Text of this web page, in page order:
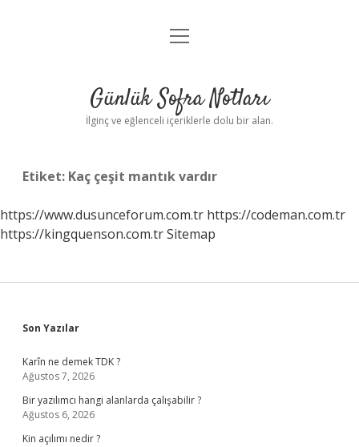
Anasayfa
Yasal Uyarı
menüyü
Günlük Sofra Notları
İlginç ve eğlenceli içeriklerle dolu bir alan.
Etiket: Kaç çeşit mantık vardır
https://www.dusunceforum.com.tr https://codeman.com.tr
https://kingquenson.com.trSitemap
Sidebar
Son Yazılar
Karîn ne demek TDK ?
Ağustos 7, 2026
Bir yazılımcı hangi alanlarda çalışabilir ?
Ağustos 6, 2026
Kin açılımı nedir ?